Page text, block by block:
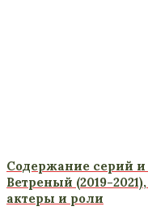
Содержание серий
Ветреный (2019-
актеры и роли